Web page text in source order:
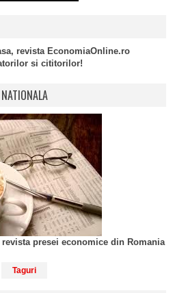
revista EconomiaOnline.ro
si cititorilor!
presei economice din Romania
Taguri